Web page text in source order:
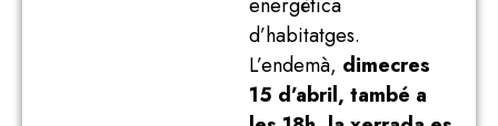
d’habitatges.
L’endemà, dimecres
15 d’abril, també a